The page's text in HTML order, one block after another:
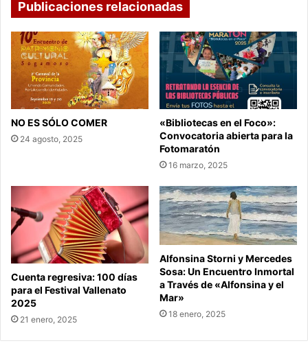
Publicaciones relacionadas
NO ES SÓLO COMER
24 agosto, 2025
«Bibliotecas en el Foco»:
Convocatoria abierta para la
Fotomaratón
16 marzo, 2025
Cuenta regresiva: 100 días
para el Festival Vallenato
2025
21 enero, 2025
Alfonsina Storni y Mercedes
Sosa: Un Encuentro Inmortal
a Través de «Alfonsina y el
Mar»
18 enero, 2025